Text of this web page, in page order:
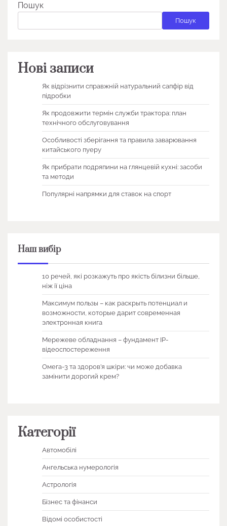
Пошук
Пошук
Нові записи
Як відрізнити справжній натуральний сапфір від
підробки
Як продовжити термін служби трактора: план
технічного обслуговування
Особливості зберігання та правила заварювання
китайського пуеру
Як прибрати подряпини на глянцевій кухні: засоби
та методи
Популярні напрямки для ставок на спорт
Наш вибір
10 речей, які розкажуть про якість білизни більше,
ніж її ціна
Максимум пользы – как раскрыть потенциал и
возможности, которые дарит современная
электронная книга
Мережеве обладнання – фундамент IP-
відеоспостереження
Омега-3 та здоров’я шкіри: чи може добавка
замінити дорогий крем?
Категорії
Автомобілі
Ангельська нумерологія
Астрологія
Бізнес та фінанси
Відомі особистості